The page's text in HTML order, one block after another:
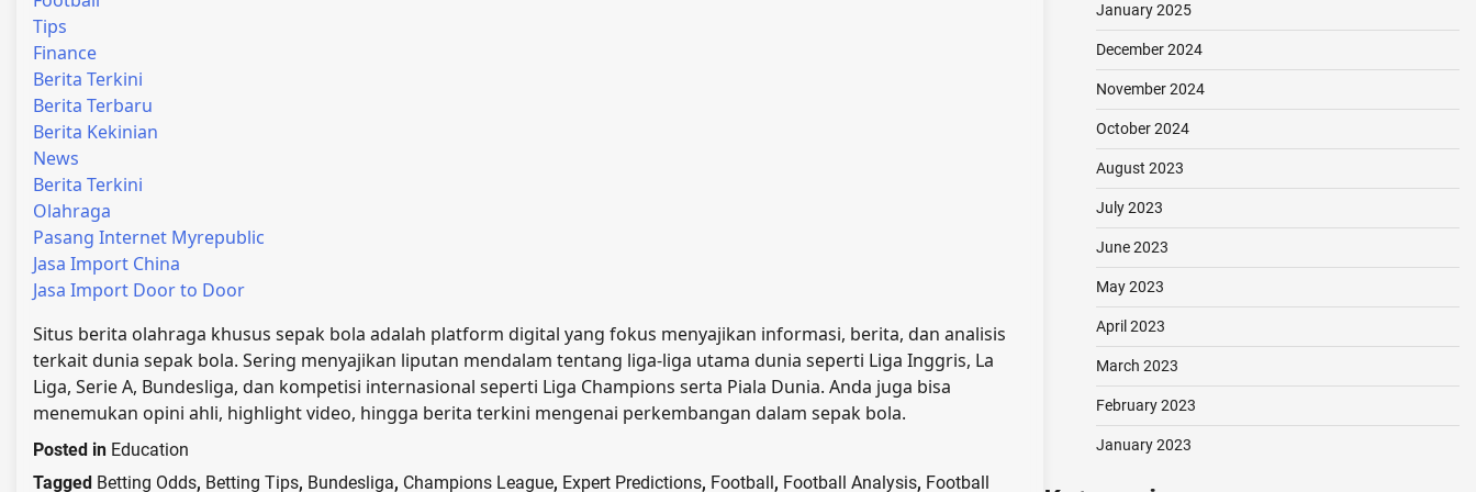
Tips
Finance
Berita Terkini
Berita Terbaru
Berita Kekinian
News
Berita Terkini
Olahraga
Pasang Internet Myrepublic
Jasa Import China
Jasa Import Door to Door
Situs berita olahraga khusus sepak bola adalah platform digital yang fokus menyajikan informasi, berita, dan analisis
terkait dunia sepak bola. Sering menyajikan liputan mendalam tentang liga-liga utama dunia seperti Liga Inggris, La
Liga, Serie A, Bundesliga, dan kompetisi internasional seperti Liga Champions serta Piala Dunia. Anda juga bisa
menemukan opini ahli, highlight video, hingga berita terkini mengenai perkembangan dalam sepak bola.
Posted in Education
Tagged Betting Odds, Betting Tips, Bundesliga, Champions League, Expert Predictions, Football , Football Analysis, Football
January 2025
December 2024
November 2024
October 2024
August 2023
July 2023
June 2023
May 2023
April 2023
March 2023
February 2023
January 2023